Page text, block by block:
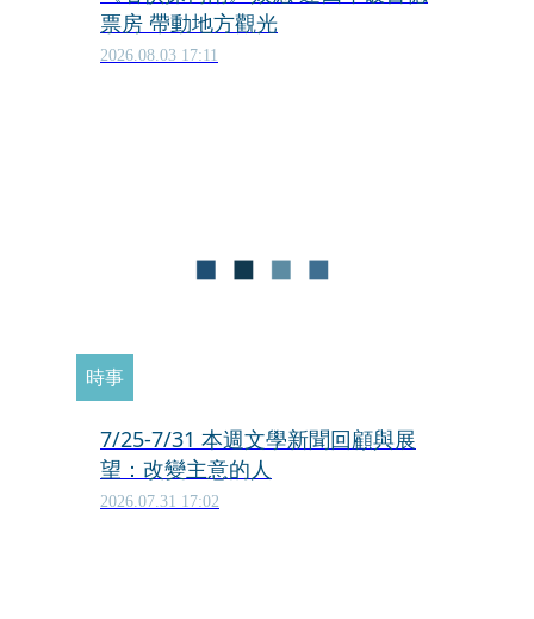
票房 帶動地方觀光
2026.08.03 17:11
時事
7/25-7/31 本週文學新聞回顧與展
望：改變主意的人
2026.07.31 17:02